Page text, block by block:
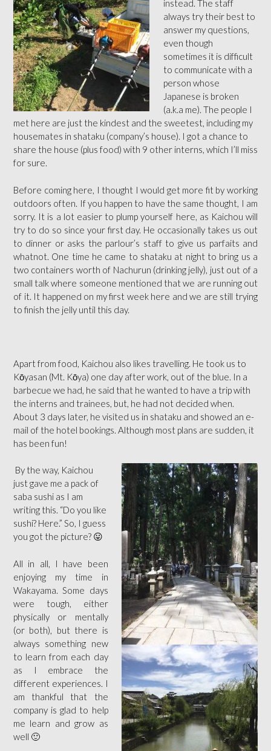
instead. The staff
always try their best to
answer my questions,
even though
sometimes it is difficult
to communicate with a
person whose
Japanese is broken
(a.k.a me). The people I
met here are just the kindest and the sweetest, including my
housemates in shataku (company’s house). I got a chance to
share the house (plus food) with 9 other interns, which I’ll miss
for sure.
Before coming here, I thought I would get more fit by working
outdoors often. If you happen to have the same thought, I am
sorry. It is a lot easier to plump yourself here, as Kaichou will
try to do so since your first day. He occasionally takes us out
to dinner or asks the parlour’s staff to give us parfaits and
whatnot. One time he came to shataku at night to bring us a
two containers worth of Nachurun (drinking jelly), just out of a
small talk where someone mentioned that we are running out
of it. It happened on my first week here and we are still trying
to finish the jelly until this day.
Apart from food, Kaichou also likes travelling. He took us to
Kōyasan (Mt. Kōya) one day after work, out of the blue. In a
barbecue we had, he said that he wanted to have a trip with
the interns and trainees, but, he had not decided when.
About 3 days later, he visited us in shataku and showed an e-
mail of the hotel bookings. Although most plans are sudden, it
has been fun!
By the way, Kaichou
just gave me a pack of
saba sushi as I am
writing this. “Do you like
sushi? Here.” So, I guess
you got the picture? 😛
All in all, I have been
enjoying my time in
Wakayama. Some days
were tough, either
physically or mentally
(or both), but there is
always something new
to learn from each day
as I embrace the
different experiences. I
am thankful that the
company is glad to help
me learn and grow as
well 🙂